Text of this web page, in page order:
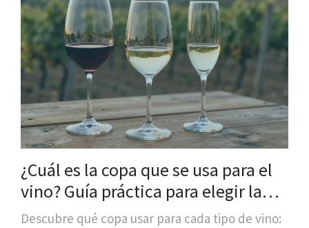
¿Cuál es la copa que se usa para el
vino? Guía práctica para elegir la
correcta
Descubre qué copa usar para cada tipo de vino: